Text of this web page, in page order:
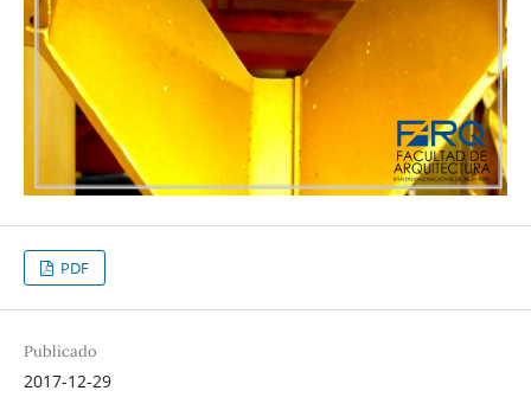
PDF
Publicado
2017-12-29